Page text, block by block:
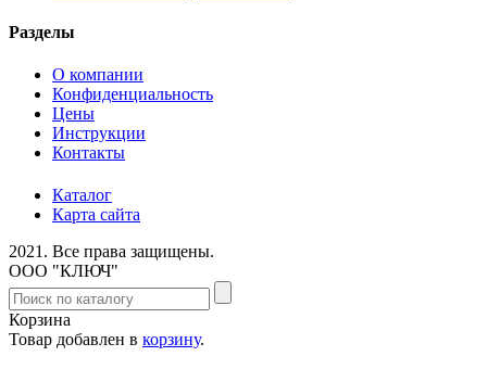
Разделы
О компании
Конфиденциальность
Цены
Инструкции
Контакты
Каталог
Карта сайта
2021. Все права защищены.
ООО "КЛЮЧ"
Корзина
Товар добавлен в корзину.